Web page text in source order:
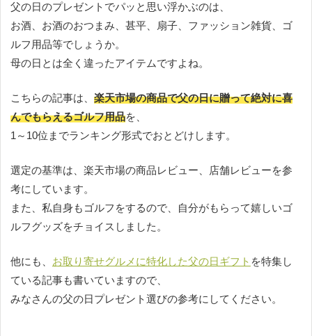
父の日のプレゼントでパッと思い浮かぶのは、
お酒、お酒のおつまみ、甚平、扇子、ファッション雑貨、ゴ
ルフ用品等でしょうか。
母の日とは全く違ったアイテムですよね。
こちらの記事は、 楽天市場の商品で父の日に贈って絶対に喜
んでもらえるゴルフ用品を、
1～10位までランキング形式でおとどけします。
選定の基準は、楽天市場の商品レビュー、店舗レビューを参
考にしています。
また、私自身もゴルフをするので、自分がもらって嬉しいゴ
ルフグッズをチョイスしました。
他にも、 お取り寄せグルメに特化した父の日ギフト を特集し
ている記事も書いていますので、
みなさんの父の日プレゼント選びの参考にしてください。